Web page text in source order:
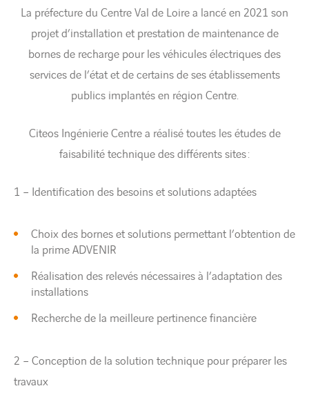
La préfecture du Centre Val de Loire a lancé en 2021 son
projet d’installation et prestation de maintenance de
bornes de recharge pour les véhicules électriques des
services de l’état et de certains de ses établissements
publics implantés en région Centre.
Citeos Ingénierie Centre a réalisé toutes les études de
faisabilité technique des différents sites :
1 – Identification des besoins et solutions adaptées
Choix des bornes et solutions permettant l’obtention de
la prime ADVENIR
Réalisation des relevés nécessaires à l’adaptation des
installations
Recherche de la meilleure pertinence financière
2 – Conception de la solution technique pour préparer les
travaux